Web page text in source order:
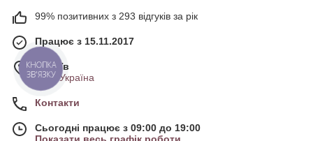
99% позитивних з 293 відгуків за рік
Працює з 15.11.2017
м. Київ
Київ, Україна
Контакти
Сьогодні працює з 09:00 до 19:00
КНОПКА
ЗВ'ЯЗКУ